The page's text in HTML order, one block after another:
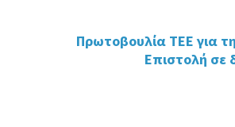
Πρωτοβουλία ΤΕΕ για
Επιστολή σε